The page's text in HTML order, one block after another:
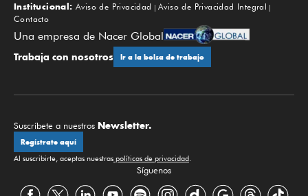
Institucional: Aviso de Privacidad
Aviso de Privacidad Integral
Contacto
Una empresa de Nacer Global
Trabaja con nosotros Ir a la bolsa de trabajo
Suscríbete a nuestros Newsletter.
Regístrate aquí
Al suscribirte, aceptas nuestras políticas de privacidad.
Síguenos